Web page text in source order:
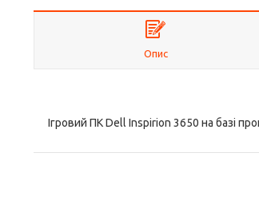
Опис
Ігровий ПК Dell Inspirion 3650 на базі